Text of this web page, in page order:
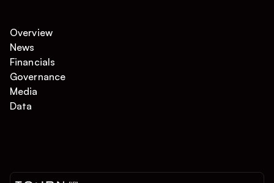
Overview
News
Financials
Governance
Media
Data